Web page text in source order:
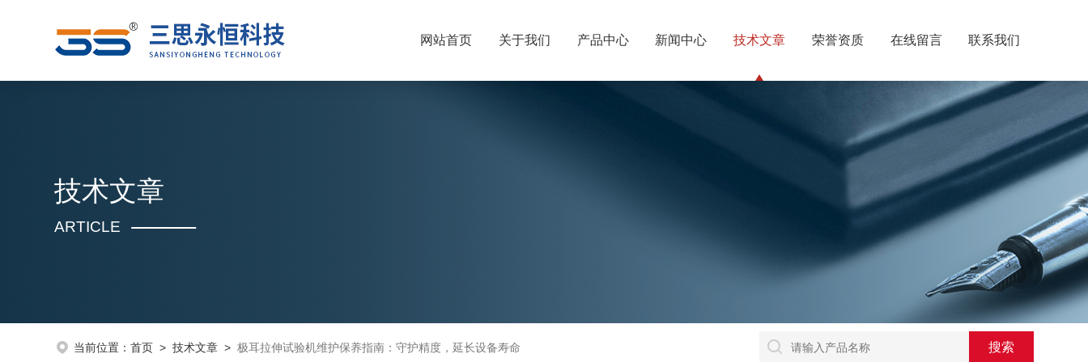
网站首页 关于我们 产品中心 新闻中心 技术文章 荣誉资质 在线留言 联系我们
技术文章
ARTICLE
当前位置：首页 >技术文章 >极耳拉伸试验机维护保养指南：守护精度，延长设备寿命